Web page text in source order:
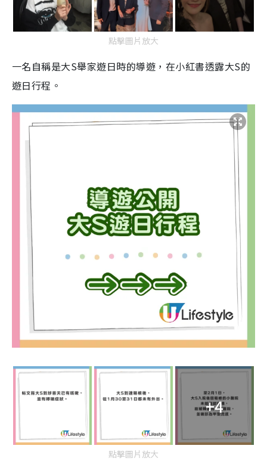
點擊圖片放大
一名自稱是大S舉家遊日時的導遊，在小紅書透露大S的
遊日行程。
+4
點擊圖片放大